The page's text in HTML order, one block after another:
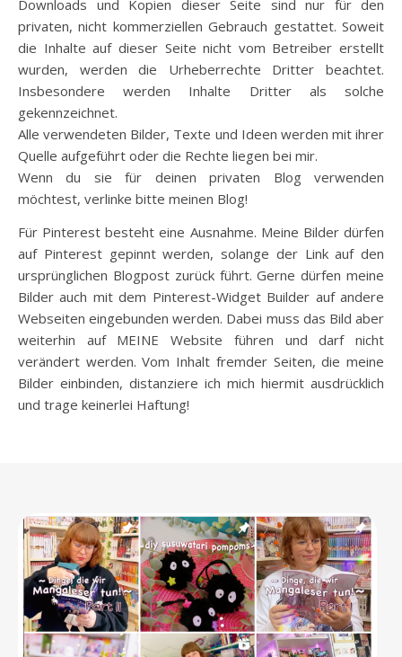
Downloads und Kopien dieser Seite sind nur für den
privaten, nicht kommerziellen Gebrauch gestattet. Soweit
die Inhalte auf dieser Seite nicht vom Betreiber erstellt
wurden, werden die Urheberrechte Dritter beachtet.
Insbesondere werden Inhalte Dritter als solche
gekennzeichnet.
Alle verwendeten Bilder, Texte und Ideen werden mit ihrer
Quelle aufgeführt oder die Rechte liegen bei mir.
Wenn du sie für deinen privaten Blog verwenden
möchtest, verlinke bitte meinen Blog!
Für Pinterest besteht eine Ausnahme. Meine Bilder dürfen
auf Pinterest gepinnt werden, solange der Link auf den
ursprünglichen Blogpost zurück führt. Gerne dürfen meine
Bilder auch mit dem Pinterest-Widget Builder auf andere
Webseiten eingebunden werden. Dabei muss das Bild aber
weiterhin auf MEINE Website führen und darf nicht
verändert werden. Vom Inhalt fremder Seiten, die meine
Bilder einbinden, distanziere ich mich hiermit ausdrücklich
und trage keinerlei Haftung!